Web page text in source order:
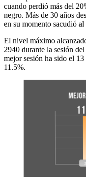
cuando perdió más del
negro. Más de 30 años
en su momento sacudió
El nivel máximo
2940 durante la sesión
mejor sesión ha sido el
11.5%.